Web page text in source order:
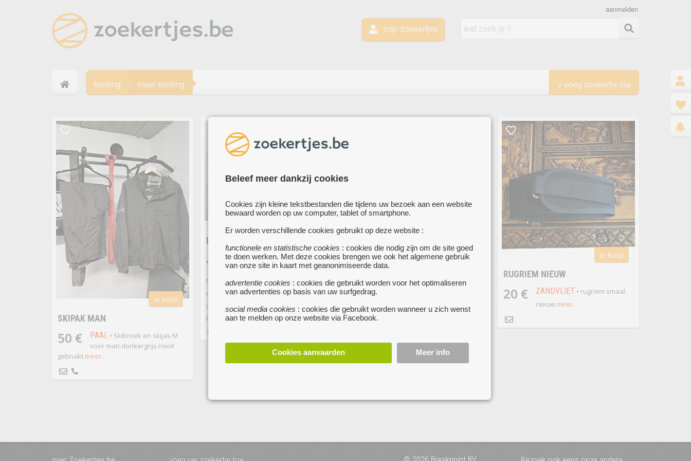
Beleef meer dankzij cookies
Cookies zijn kleine tekstbestanden die tijdens uw bezoek aan een website
bewaard worden op uw computer, tablet of smartphone.
Er worden verschillende cookies gebruikt op deze website :
functionele en statistische cookies : cookies die nodig zijn om de site goed
te doen werken. Met deze cookies brengen we ook het algemene gebruik
van onze site in kaart met geanonimiseerde data.
advertentie cookies : cookies die gebruikt worden voor het optimaliseren
van advertenties op basis van uw surfgedrag.
social media cookies : cookies die gebruikt worden wanneer u zich wenst
aan te melden op onze website via Facebook.
Cookies aanvaarden Meer info
mijn zoekertjes
aanmelden
kleding meer kleding + voeg zoekertje toe
te koop
SKIPAK MAN
50 € PAAL • Skibroek en skijas M
voor man.donkergrijs.nooit
gebruikt meer...
RODE DUVEL PET
4 € GENT • Stevige Rode Pet van het
merk Duvel;
Nieuw!;
maat: aanpasbaar achteraan.
Verzendkost:naar een postkantoor of
postpunt =... meer...
10 € ZULTE • Stuk stof
bloemenmotief ideaal voor
voor herovertrek zetel of stoel : afmeting
- Lengte : 129 - Breedte... meer...
te koop
RUGRIEM NIEUW
20 € ZANDVLIET • rugriem smaal.
nieuw meer...